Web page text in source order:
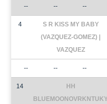
-- -- --
4
S R KISS MY BABY
(VAZQUEZ-GOMEZ) |
VAZQUEZ
-- -- --
14
HH